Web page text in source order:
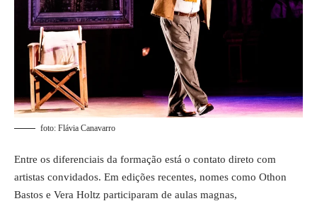
foto: Flávia Canavarro
Entre os diferenciais da formação está o contato direto com
artistas convidados. Em edições recentes, nomes como Othon
Bastos e Vera Holtz participaram de aulas magnas,